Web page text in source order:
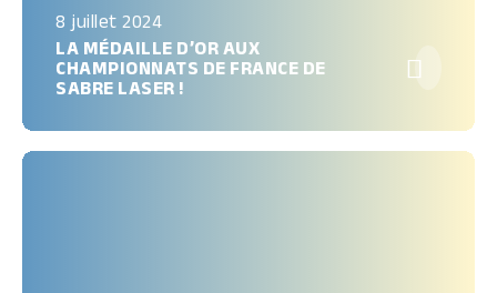
8 juillet 2024
LA MÉDAILLE D’OR AUX
CHAMPIONNATS DE FRANCE DE
SABRE LASER !
